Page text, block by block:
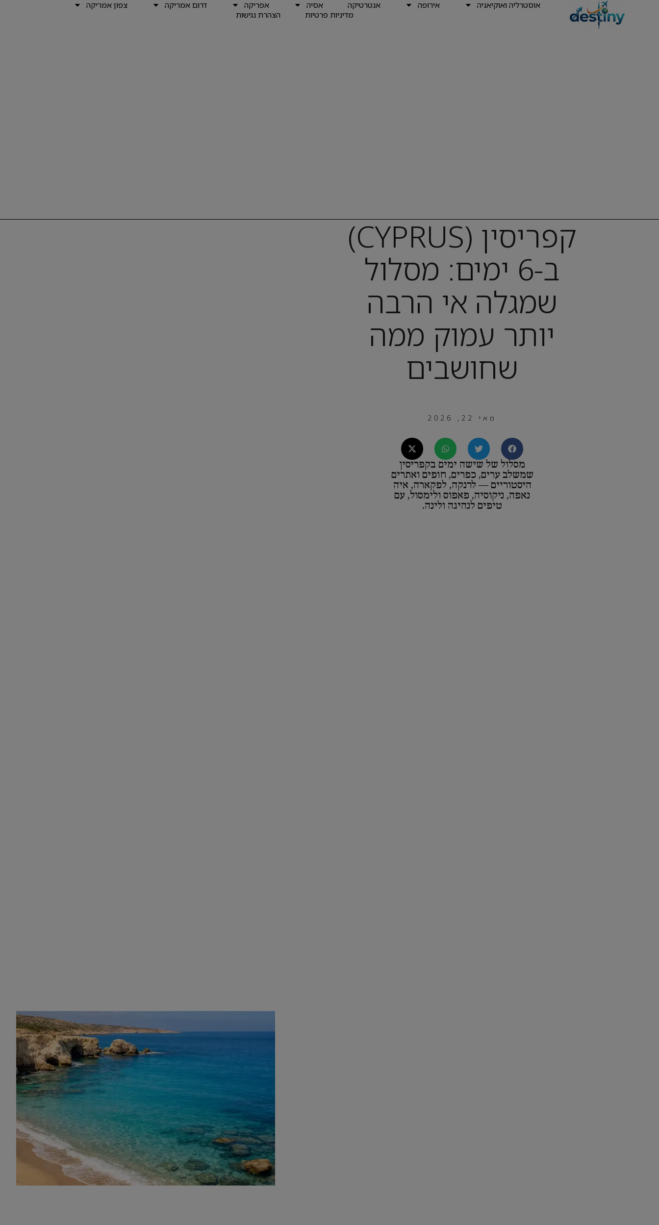
אוסטרליה ואוקיאניה אירופה אנטרטיקה אסיה אפריקה דרום אמריקה
צפון אמריקה
מדיניות פרטיות
הצהרת נגישות
קפריסין (CYPRUS)
ב-6 ימים: מסלול
שמגלה אי הרבה
יותר עמוק ממה
שחושבים
מאי 22, 2026
מסלול של שישה ימים בקפריסין
שמשלב ערים, כפרים, חופים ואתרים
היסטוריים — לרנקה, לפקארה, איה
נאפה, ניקוסיה, פאפוס ולימסול, עם
טיפים לנהיגה ולינה.